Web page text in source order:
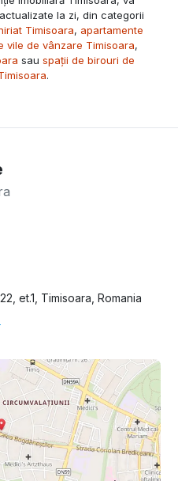
la zi, din categorii
Timisoara, apartamente
vile de vânzare Timisoara,
sau spații de birouri de
.
et.1, Timisoara, Romania